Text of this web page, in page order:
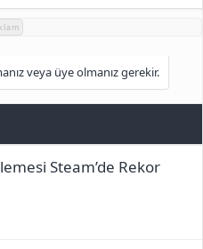
veya üye olmanız gerekir.
Steam’de Rekor